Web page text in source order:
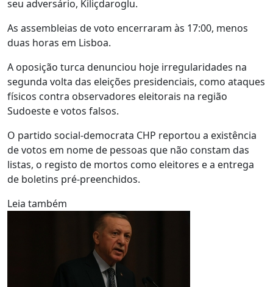
seu adversário, Kiliçdaroglu.
As assembleias de voto encerraram às 17:00, menos
duas horas em Lisboa.
A oposição turca denunciou hoje irregularidades na
segunda volta das eleições presidenciais, como ataques
físicos contra observadores eleitorais na região
Sudoeste e votos falsos.
O partido social-democrata CHP reportou a existência
de votos em nome de pessoas que não constam das
listas, o registo de mortos como eleitores e a entrega
de boletins pré-preenchidos.
Leia também